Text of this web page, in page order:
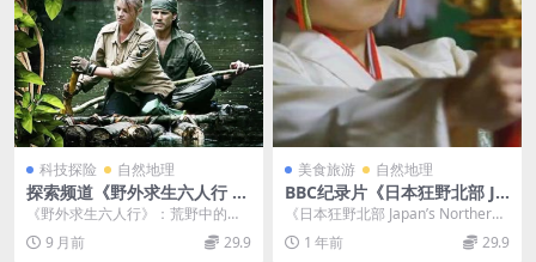
科技探险 自然地理
探索频道《野外求生六人行 M
en, Women, Wild 2015》全
6集 英语中英双字 无水印纯净
版 1080P/MKV/25.8G 情侣荒
《野外求生六人行》：荒野中的两
性生存之旅 在真人秀节目层出不穷
的当下，《野外求生...
9 月前 29.9
美食旅游 自然地理
BBC纪录片《日本狂野北部 Ja
pan’s Northern Wilderness
2017》英语外挂英字 720P/M
P4/859MB 日本狂野北部
《日本狂野北部 Japan’s Northern
Wildernes...
1 年前 29.9